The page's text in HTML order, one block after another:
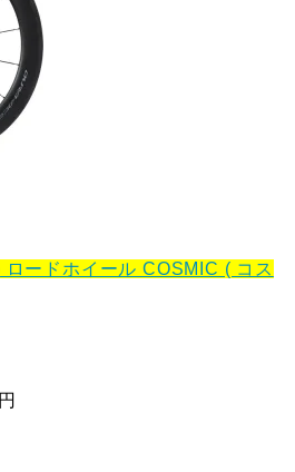
ードホイール COSMIC ( コス